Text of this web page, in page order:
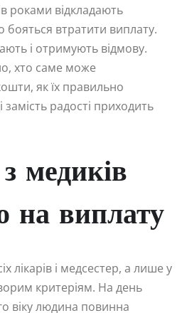
роками відкладають
бояться втратити виплату.
і отримують відмову.
хто саме може
як їх правильно
радості приходить
медиків
на виплату
лікарів і медсестер, а лише у
критеріям. На день
віку людина повинна